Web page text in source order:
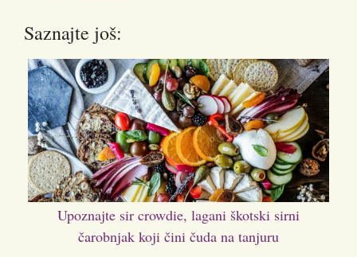
Saznajte još:
Upoznajte sir crowdie, lagani škotski sirni
čarobnjak koji čini čuda na tanjuru